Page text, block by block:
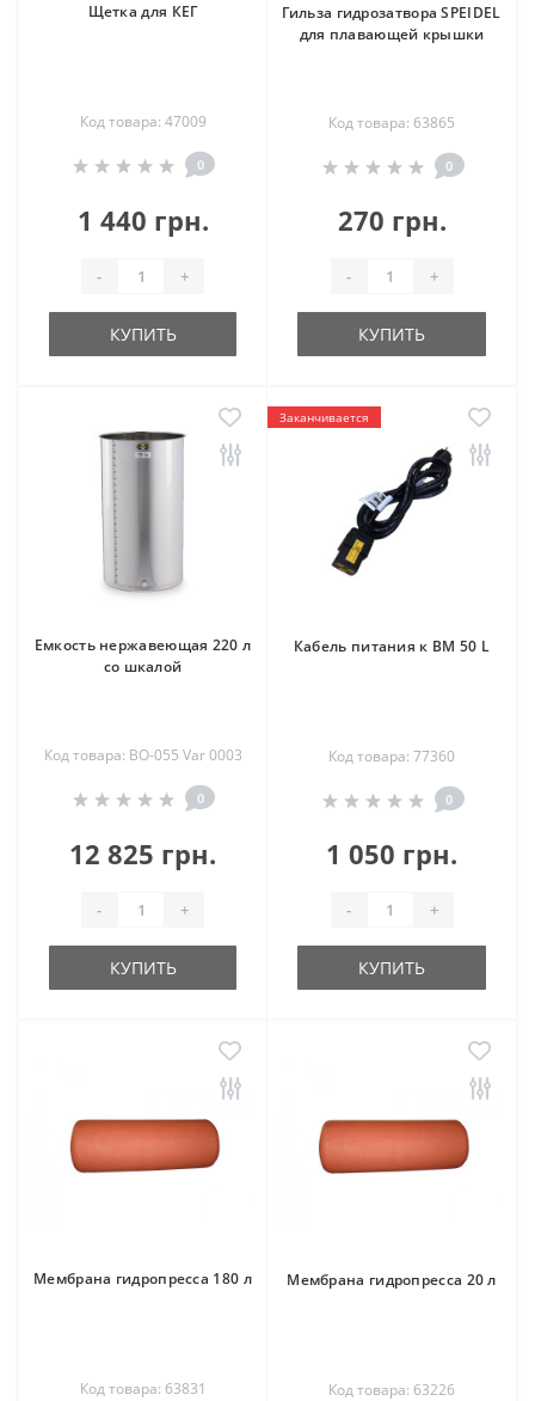
Щетка для КЕГ
Код товара: 47009
0
1 440 грн.
- +
КУПИТЬ
Гильза гидрозатвора SPEIDEL
для плавающей крышки
Код товара: 63865
0
270 грн.
- +
КУПИТЬ
Емкость нержавеющая 220 л
со шкалой
Код товара: BO-055 Var 0003
0
12 825 грн.
- +
КУПИТЬ
Заканчивается
Кабель питания к ВМ 50 L
Код товара: 77360
0
1 050 грн.
- +
КУПИТЬ
Мембрана гидропресса 180 л
Код товара: 63831
Мембрана гидропресса 20 л
Код товара: 63226